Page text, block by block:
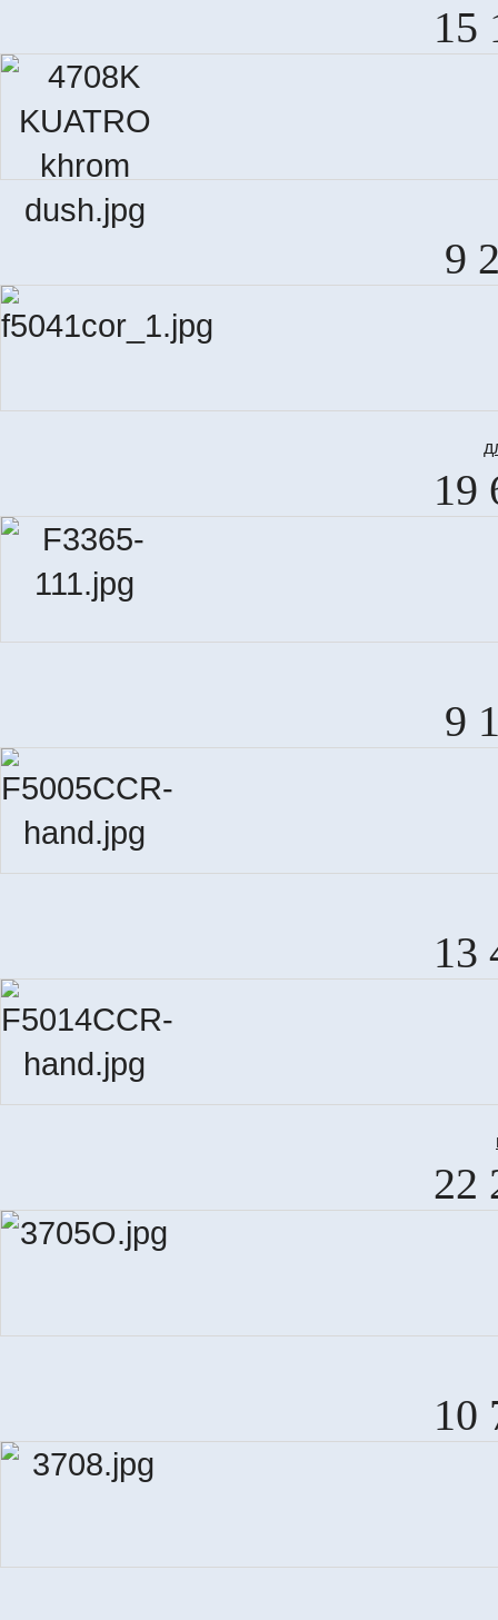
15
9
19
9
13
22
10